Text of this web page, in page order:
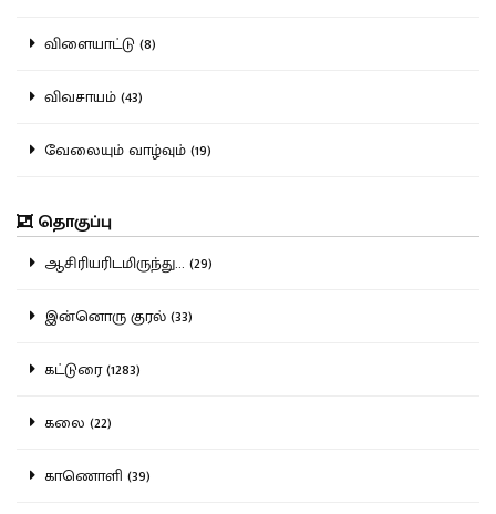
விளையாட்டு (8)
விவசாயம் (43)
வேலையும் வாழ்வும் (19)
தொகுப்பு
ஆசிரியரிடமிருந்து... (29)
இன்னொரு குரல் (33)
கட்டுரை (1283)
கலை (22)
காணொளி (39)